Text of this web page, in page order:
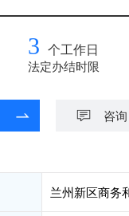
3 个工作日
法定办结时限
咨询
兰州新区商务